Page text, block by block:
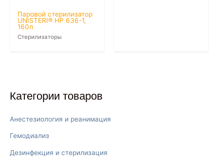
Паровой стерилизатор
UNISTERI® HP 636-1,
160л
Стерилизаторы
Категории товаров
Анестезиология и реанимация
Гемодиализ
Дезинфекция и стерилизация